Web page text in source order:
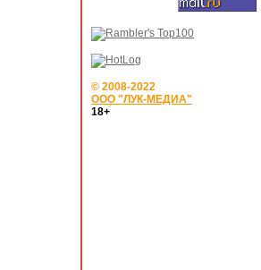
© 2008-2022
ООО "ЛУК-МЕДИА"
18+